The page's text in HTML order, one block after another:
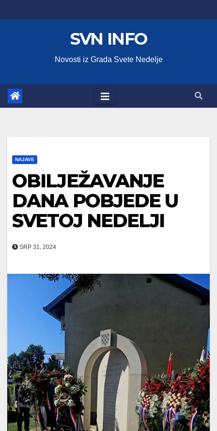
to
SVN INFO
Novosti iz Grada Svete Nedelje
NAJAVE
OBILJEŽAVANJE
DANA POBJEDE U
SVETOJ NEDELJI
SRP 31, 2024